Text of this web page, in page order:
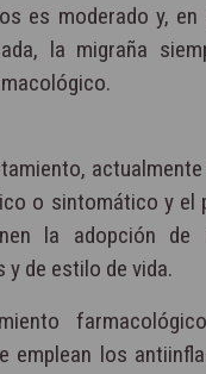
es moderado y, en
la migraña
o sintomático y el
la adopción de
de estilo de vida.
emplean los